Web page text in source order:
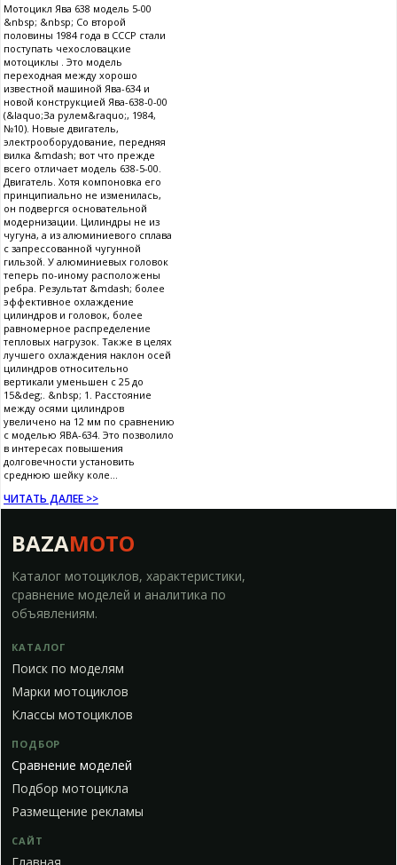
Мотоцикл Ява 638 модель 5-00
&nbsp; &nbsp; Со второй
половины 1984 года в СССР стали
поступать чехословацкие
мотоциклы . Это модель
переходная между хорошо
известной машиной Ява-634 и
новой конструкцией Ява-638-0-00
(&laquo;За рулем&raquo;, 1984,
№10). Новые двигатель,
электрооборудование, передняя
вилка &mdash; вот что прежде
всего отличает модель 638-5-00.
Двигатель. Хотя компоновка его
принципиально не изменилась,
он подвергся основательной
модернизации. Цилиндры не из
чугуна, а из алюминиевого сплава
с запрессованной чугунной
гильзой. У алюминиевых головок
теперь по-иному расположены
ребра. Результат &mdash; более
эффективное охлаждение
цилиндров и головок, более
равномерное распределение
тепловых нагрузок. Также в целях
лучшего охлаждения наклон осей
цилиндров относительно
вертикали уменьшен с 25 до
15&deg;. &nbsp; 1. Расстояние
между осями цилиндров
увеличено на 12 мм по сравнению
с моделью ЯВА-634. Это позволило
в интересах повышения
долговечности установить
среднюю шейку коле...
ЧИТАТЬ ДАЛЕЕ >>
BAZAMOTO
Каталог мотоциклов, характеристики,
сравнение моделей и аналитика по
объявлениям.
КАТАЛОГ
Поиск по моделям
Марки мотоциклов
Классы мотоциклов
ПОДБОР
Сравнение моделей
Подбор мотоцикла
Размещение рекламы
САЙТ
Главная